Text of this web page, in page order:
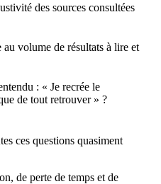
des sources consultées
volume de résultats à lire et
: « Je recrée le
de tout retrouver » ?
ces questions quasiment
de perte de temps et de